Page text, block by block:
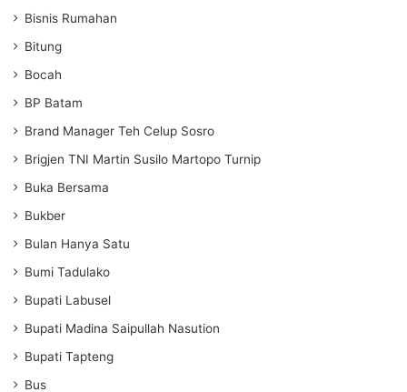
Bisnis Rumahan
Bitung
Bocah
BP Batam
Brand Manager Teh Celup Sosro
Brigjen TNI Martin Susilo Martopo Turnip
Buka Bersama
Bukber
Bulan Hanya Satu
Bumi Tadulako
Bupati Labusel
Bupati Madina Saipullah Nasution
Bupati Tapteng
Bus